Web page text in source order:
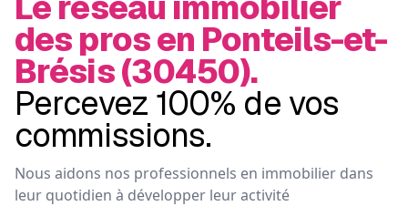
des pros en Ponteils-et-
Brésis (30450).
Percevez 100% de vos
commissions.
Nous aidons nos professionnels en immobilier dans
leur quotidien à développer leur activité